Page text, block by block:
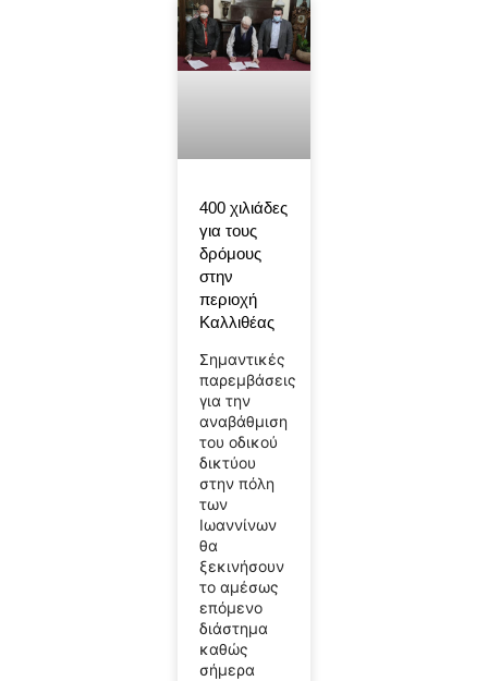
400 χιλιάδες
για τους
δρόμους
στην
περιοχή
Καλλιθέας
Σημαντικές
παρεμβάσεις
για την
αναβάθμιση
του οδικού
δικτύου
στην πόλη
των
Ιωαννίνων
θα
ξεκινήσουν
το αμέσως
επόμενο
διάστημα
καθώς
σήμερα